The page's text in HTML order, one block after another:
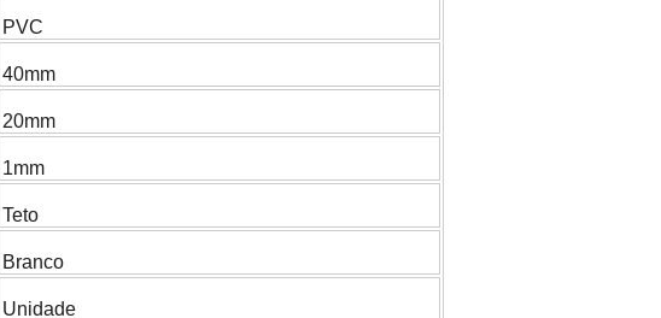
PVC
40mm
20mm
1mm
Teto
Branco
Unidade